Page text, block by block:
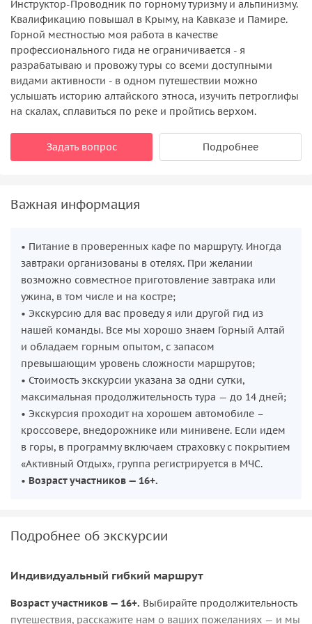
Инструктор-Проводник по горному туризму и альпинизму.
Квалификацию повышал в Крыму, на Кавказе и Памире.
Горной местностью моя работа в качестве
профессионального гида не ограничивается - я
разрабатываю и провожу туры со всеми доступными
видами активности - в одном путешествии можно
услышать историю алтайского этноса, изучить петроглифы
на скалах, сплавиться по реке и пройтись верхом.
Задать вопрос Подробнее
Важная информация
• Питание в проверенных кафе по маршруту. Иногда
завтраки организованы в отелях. При желании
возможно совместное приготовление завтрака или
ужина, в том числе и на костре;
• Экскурсию для вас проведу я или другой гид из
нашей команды. Все мы хорошо знаем Горный Алтай
и обладаем горным опытом, с запасом
превышающим уровень сложности маршрутов;
• Стоимость экскурсии указана за одни сутки,
максимальная продолжительность тура — до 14 дней;
• Экскурсия проходит на хорошем автомобиле –
кроссовере, внедорожнике или минивене. Если идем
в горы, в программу включаем страховку с покрытием
«Активный Отдых», группа регистрируется в МЧС.
• Возраст участников — 16+.
Подробнее об экскурсии
Индивидуальный гибкий маршрут
Возраст участников — 16+. Выбирайте продолжительность
путешествия, расскажите нам о ваших пожеланиях — и мы